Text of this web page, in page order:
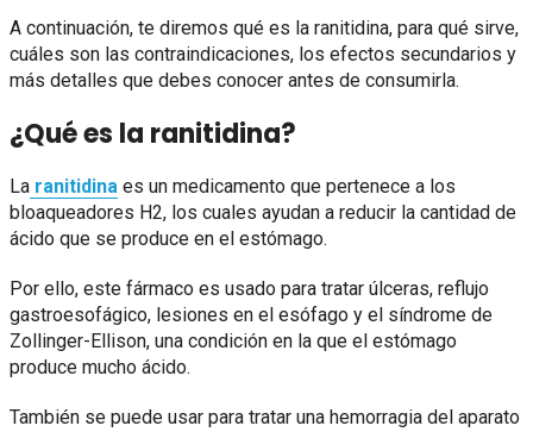
A continuación, te diremos qué es la ranitidina, para qué sirve,
cuáles son las contraindicaciones, los efectos secundarios y
más detalles que debes conocer antes de consumirla.
¿Qué es la ranitidina?
La ranitidina es un medicamento que pertenece a los
bloaqueadores H2, los cuales ayudan a reducir la cantidad de
ácido que se produce en el estómago.
Por ello, este fármaco es usado para tratar úlceras, reflujo
gastroesofágico, lesiones en el esófago y el síndrome de
Zollinger-Ellison, una condición en la que el estómago
produce mucho ácido.
También se puede usar para tratar una hemorragia del aparato